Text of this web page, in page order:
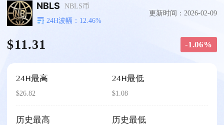
NBLS
NBLS币
24H波幅：12.46%
更新时间：2026-02-09
$11.31 -1.06%
24H最高
$26.82
24H最低
$1.08
历史最高 历史最低